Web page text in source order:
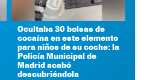
Ocultaba 30 bolsas de
cocaína en este elemento
para niños de su coche: la
Policía Municipal de
Madrid acabó
descubriéndola